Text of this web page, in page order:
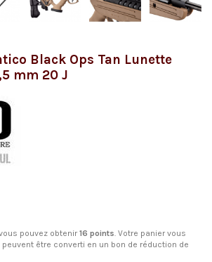
Black Ops Tan Lunette
mm 20 J
pouvez obtenir 16 points. Votre panier vous
peuvent être converti en un bon de réduction de